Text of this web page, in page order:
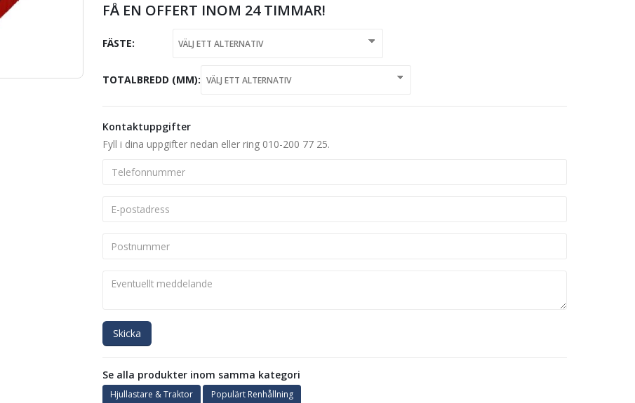
FÅ EN OFFERT INOM 24 TIMMAR!
FÄSTE
TOTALBREDD (MM)
Kontaktuppgifter
Fyll i dina uppgifter nedan eller ring 010-200 77 25.
Skicka
Se alla produkter inom samma kategori
Hjullastare & Traktor Populärt Renhållning